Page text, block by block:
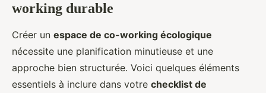
working durable
Créer un espace de co-working écologique
nécessite une planification minutieuse et une
approche bien structurée. Voici quelques éléments
essentiels à inclure dans votre checklist de